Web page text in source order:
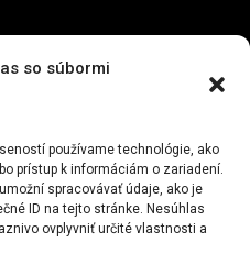
so súbormi
používame technológie, ako
prístup k informáciám o zariadení.
spracovávať údaje, ako je
ID na tejto stránke. Nesúhlas
ovplyvniť určité vlastnosti a
v Home Office